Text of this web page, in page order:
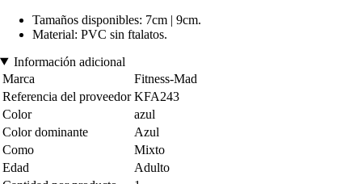
Tamaños disponibles: 7cm | 9cm.
Material: PVC sin ftalatos.
Información adicional
Marca
Fitness-Mad
Referencia del proveedor KFA243
Color
azul
Color dominante
Azul
Como
Mixto
Edad
Adulto